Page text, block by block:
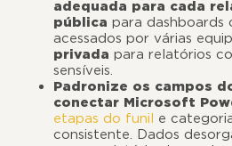
adequada para cada
pública para dashboards
acessados por várias
privada para relatórios
sensíveis.
Padronize os campos
conectar Microsoft
etapas do funil e
consistente. Dados